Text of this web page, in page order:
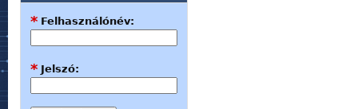
Felhasználónév:
*
Jelszó:
*